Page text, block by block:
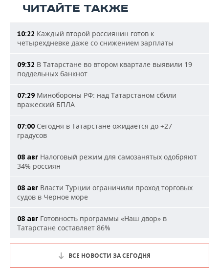
ЧИТАЙТЕ ТАКЖЕ
10:22 Каждый второй россиянин готов к
четырехдневке даже со снижением зарплаты
09:32 В Татарстане во втором квартале выявили 19
поддельных банкнот
07:29 Минобороны РФ: над Татарстаном сбили
вражеский БПЛА
07:00 Сегодня в Татарстане ожидается до +27
градусов
08 авг Налоговый режим для самозанятых одобряют
34% россиян
08 авг Власти Турции ограничили проход торговых
судов в Черное море
08 авг Готовность программы «Наш двор» в
Татарстане составляет 86%
ВСЕ НОВОСТИ ЗА СЕГОДНЯ